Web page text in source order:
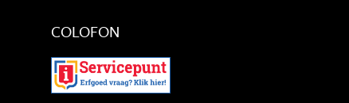
COLOFON